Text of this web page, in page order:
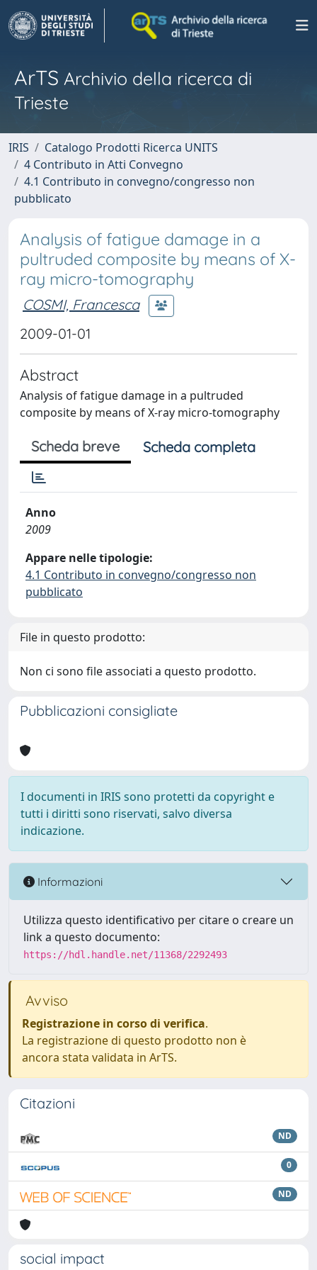
ArTS Archivio della ricerca di
Trieste
IRIS
Catalogo Prodotti Ricerca UNITS
4 Contributo in Atti Convegno
4.1 Contributo in convegno/congresso non
pubblicato
Analysis of fatigue damage in a
pultruded composite by means of X-
ray micro-tomography
COSMI, Francesca
2009-01-01
Abstract
Analysis of fatigue damage in a pultruded
composite by means of X-ray micro-tomography
Scheda breve Scheda completa
Anno
2009
Appare nelle tipologie:
4.1 Contributo in convegno/congresso non
pubblicato
File in questo prodotto:
Non ci sono file associati a questo prodotto.
Pubblicazioni consigliate
I documenti in IRIS sono protetti da copyright e
tutti i diritti sono riservati, salvo diversa
indicazione.
Informazioni
Utilizza questo identificativo per citare o creare un
link a questo documento:
https://hdl.handle.net/11368/2292493
Avviso
Registrazione in corso di verifica.
La registrazione di questo prodotto non è
ancora stata validata in ArTS.
Citazioni
ND
0
ND
social impact